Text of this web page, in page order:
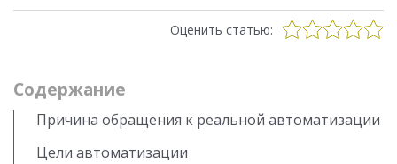
Оценить статью:
Cодержание
Причина обращения к реальной автоматизации
Цели автоматизации